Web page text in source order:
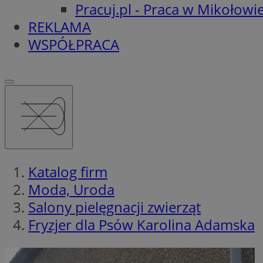
Pracuj.pl - Praca w
REKLAMA
WSPÓŁPRACA
Katalog firm
Moda, Uroda
Salony pielęgnacji zwierząt
Fryzjer dla Psów Karolina Adamska